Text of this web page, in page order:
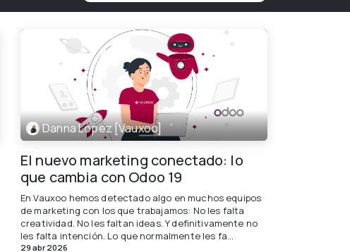
Danna López [Vauxoo]
El nuevo marketing conectado: lo
que cambia con Odoo 19
En Vauxoo hemos detectado algo en muchos equipos
de marketing con los que trabajamos: No les falta
creatividad. No les faltan ideas. Y definitivamente no
les falta intención. Lo que normalmente les fa...
29 abr 2026